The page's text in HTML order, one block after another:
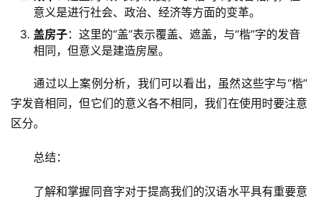
意义是进行社会、政治、经济等方面的变革。
盖房子：这里的“盖”表示覆盖、遮盖，与“楷”字的发音
相同，但意义是建造房屋。
通过以上案例分析，我们可以看出，虽然这些字与“楷”
字发音相同，但它们的意义各不相同，我们在使用时要注意
区分。
总结：
了解和掌握同音字对于提高我们的汉语水平具有重要意